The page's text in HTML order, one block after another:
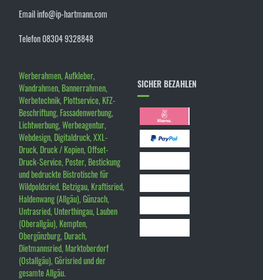
Email info@ip-hartmann.com
Telefon 08304 9328848
Werberahmen, Aufkleber,
Wandrahmen, Bannerrahmen,
Werbetechnik, Plottservice, KFZ-
Beschriftung, Fassadenwerbung,
Lichtwerbung, Werbeagentur,
Webdesign, Digitaldruck, XXL-
Druck, Druck / Kopien, Offset-
Druck-Service, Poster, Bestickung
und bedruckte Bistrotische für
Wildpoldsried, Betzigau, Kraftisried,
Haldenwang (Allgäu), Günzach,
Untrasried, Unterthingau, Lauben
(Oberallgäu), Kempten,
Obergünzburg, Durach,
Dietmannsried, Marktoberdorf
(Ostallgäu), Görisried und der
gesamte Allgäu.
SICHER BEZAHLEN